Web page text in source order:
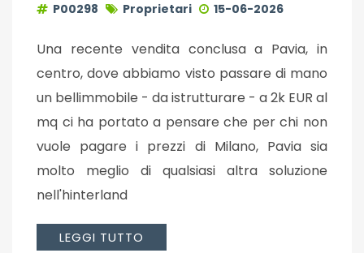
P00298 Proprietari 15-06-2026
Una recente vendita conclusa a Pavia, in
centro, dove abbiamo visto passare di mano
un bellimmobile - da istrutturare - a 2k EUR al
mq ci ha portato a pensare che per chi non
vuole pagare i prezzi di Milano, Pavia sia
molto meglio di qualsiasi altra soluzione
nell'hinterland
LEGGI TUTTO